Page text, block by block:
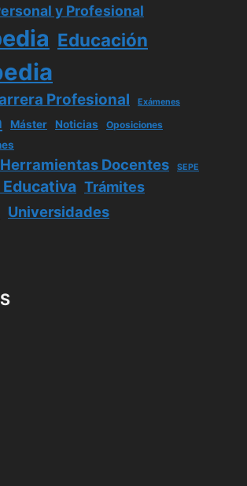
y Profesional
Educación
Profesional Exámenes
Máster Noticias Oposiciones
Docentes SEPE
Trámites
Universidades